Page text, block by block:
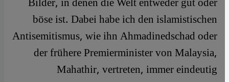
böse ist. Dabei habe ich den islamistischen
Antisemitismus, wie ihn Ahmadinedschad oder
der frühere Premierminister von Malaysia,
Mahathir, vertreten, immer eindeutig